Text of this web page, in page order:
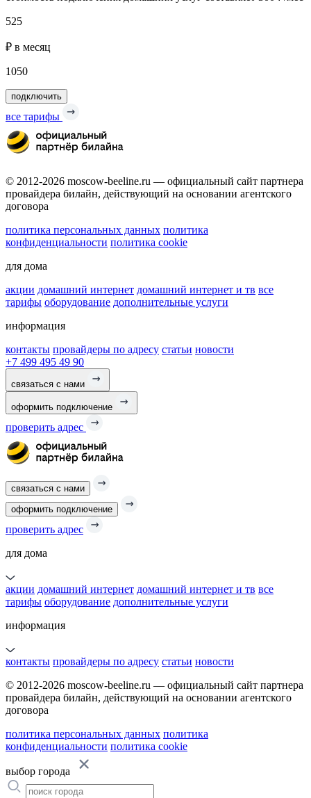
525
₽ в месяц
1050
подключить
все тарифы
© 2012-2026 moscow-beeline.ru — официальный сайт партнера
провайдера билайн, действующий на основании агентского
договора
политика персональных данных политика
конфиденциальности политика cookie
для дома
акции домашний интернет домашний интернет и тв все
тарифы оборудование дополнительные услуги
информация
контакты провайдеры по адресу статьи новости
+7 499 495 49 90
связаться с нами
оформить подключение
проверить адрес
связаться с нами
оформить подключение
проверить адрес
для дома
акции домашний интернет домашний интернет и тв все
тарифы оборудование дополнительные услуги
информация
контакты провайдеры по адресу статьи новости
© 2012-2026 moscow-beeline.ru — официальный сайт партнера
провайдера билайн, действующий на основании агентского
договора
политика персональных данных политика
конфиденциальности политика cookie
выбор города